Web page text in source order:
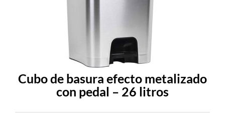
Cubo de basura efecto metalizado
con pedal – 26 litros